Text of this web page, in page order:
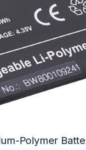
Polymer